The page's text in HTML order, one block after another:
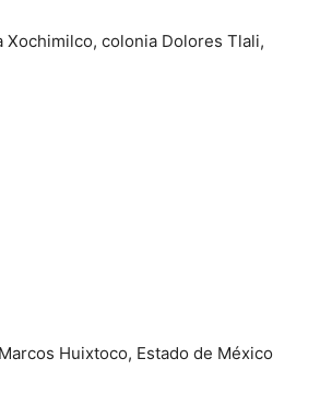
Xochimilco, colonia Dolores Tlali,
Huixtoco, Estado de México